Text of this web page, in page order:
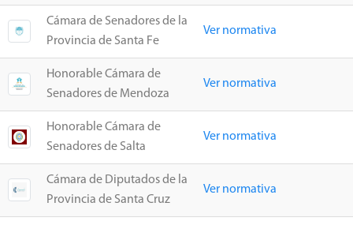
Cámara de Senadores de la
Provincia de Santa Fe
Ver normativa
Honorable Cámara de
Senadores de Mendoza
Ver normativa
Honorable Cámara de
Senadores de Salta
Ver normativa
Cámara de Diputados de la
Provincia de Santa Cruz
Ver normativa